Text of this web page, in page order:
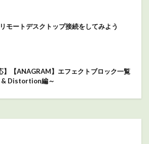
モートデスクトップ接続をしてみよう
】【ANAGRAM】エフェクトブロック一覧
Distortion編～